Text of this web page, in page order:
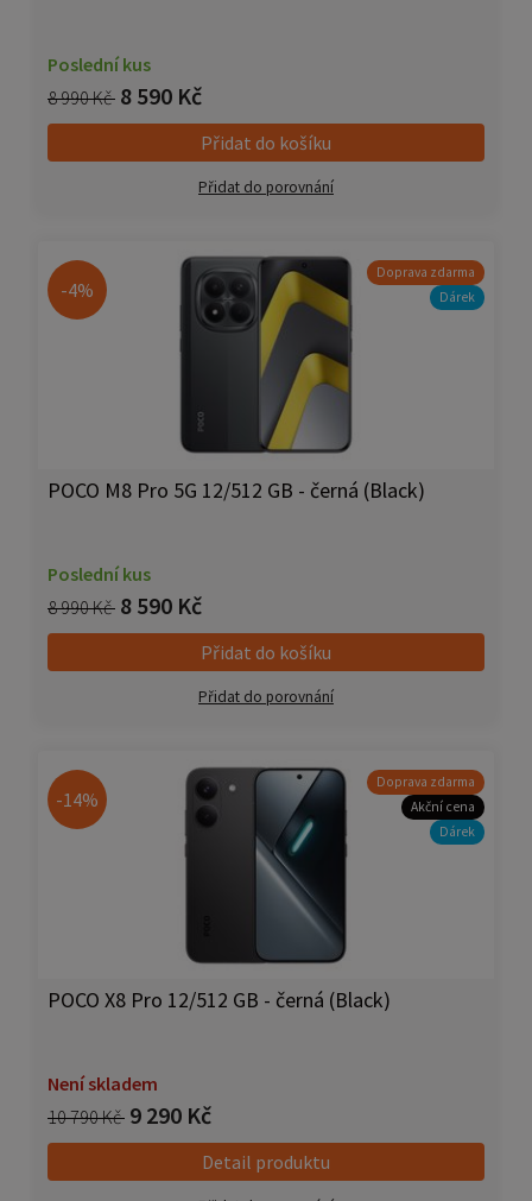
Poslední kus
8 990 Kč 8 590 Kč
Přidat do košíku
Přidat do porovnání
-4%
Doprava zdarma
Dárek
POCO M8 Pro 5G 12/512 GB - černá (Black)
Poslední kus
8 990 Kč 8 590 Kč
Přidat do košíku
Přidat do porovnání
-14%
Doprava zdarma
Akční cena
Dárek
POCO X8 Pro 12/512 GB - černá (Black)
Není skladem
10 790 Kč 9 290 Kč
Detail produktu